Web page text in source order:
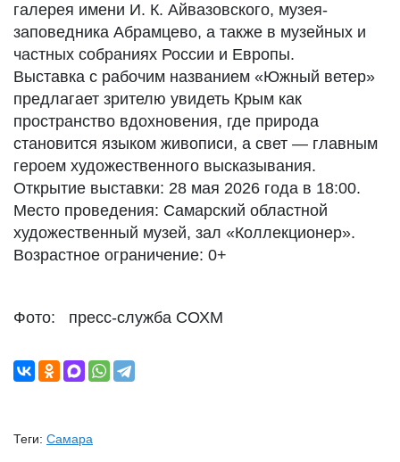
галерея имени И. К. Айвазовского, музея-
заповедника Абрамцево, а также в музейных и
частных собраниях России и Европы.
Выставка с рабочим названием «Южный ветер»
предлагает зрителю увидеть Крым как
пространство вдохновения, где природа
становится языком живописи, а свет — главным
героем художественного высказывания.
Открытие выставки: 28 мая 2026 года в 18:00.
Место проведения: Самарский областной
художественный музей, зал «Коллекционер».
Возрастное ограничение: 0+
Фото: пресс-служба СОХМ
Теги: Самара